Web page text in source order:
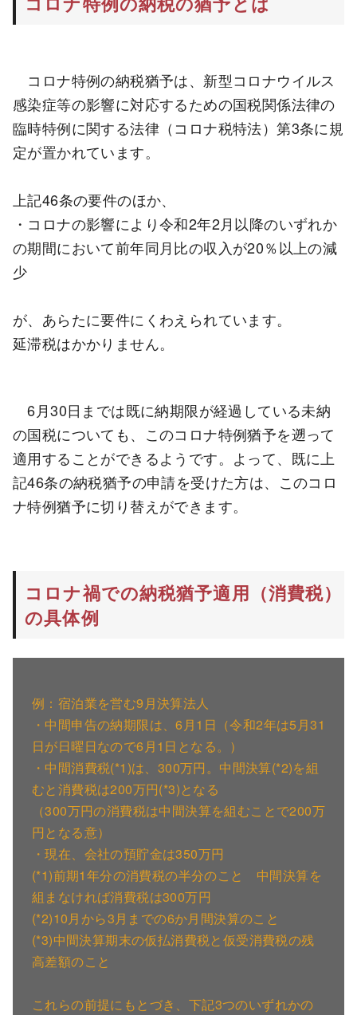
コロナ特例の納税猶予は、新型コロナウイルス
感染症等の影響に対応するための国税関係法律の
臨時特例に関する法律（コロナ税特法）第3条に規
定が置かれています。
上記46条の要件のほか、
・コロナの影響により令和2年2月以降のいずれか
の期間において前年同月比の収入が20％以上の減
少
が、あらたに要件にくわえられています。
延滞税はかかりません。
6月30日までは既に納期限が経過している未納
の国税についても、このコロナ特例猶予を遡って
適用することができるようです。よって、既に上
記46条の納税猶予の申請を受けた方は、このコロ
ナ特例猶予に切り替えができます。
コロナ禍での納税猶予適用（消費税）
の具体例
例：宿泊業を営む9月決算法人
・中間申告の納期限は、6月1日（令和2年は5月31
日が日曜日なので6月1日となる。）
・中間消費税(*1)は、300万円。中間決算(*2)を組
むと消費税は200万円(*3)となる
（300万円の消費税は中間決算を組むことで200万
円となる意）
・現在、会社の預貯金は350万円
(*1)前期1年分の消費税の半分のこと 中間決算を
組まなければ消費税は300万円
(*2)10月から3月までの6か月間決算のこと
(*3)中間決算期末の仮払消費税と仮受消費税の残
高差額のこと
これらの前提にもとづき、下記3つのいずれかの